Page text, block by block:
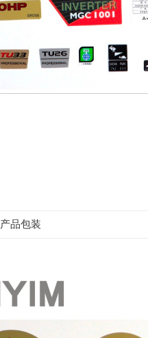
产品包装